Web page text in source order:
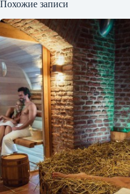
Похожие записи